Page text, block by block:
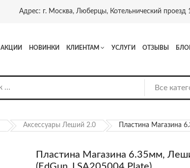
Адрес: г. Москва, Люберцы, Котельнический проезд
АКЦИИ НОВИНКИ КЛИЕНТАМ УСЛУГИ ОТЗЫВЫ
Аксессуары Леший 2.0 Пластина Магазина
Пластина Магазина 6.35мм,